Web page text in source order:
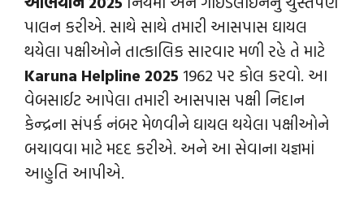
પાલન કરીએ. સાથે સાથે તમારી આસપાસ ઘાયલ
થયેલા પક્ષીઓને તાત્કાલિક સારવાર મળી રહે તે માટે
Karuna Helpline 2025 1962 પર કોલ કરવો. આ
વેબસાઈટ આપેલા તમારી આસપાસ પક્ષી નિદાન
કેન્દ્રના સંપર્ક નંબર મેળવીને ઘાયલ થયેલા પક્ષીઓને
બચાવવા માટે મદદ કરીએ. અને આ સેવાના યજ્ઞમાં
આહુતિ આપીએ.